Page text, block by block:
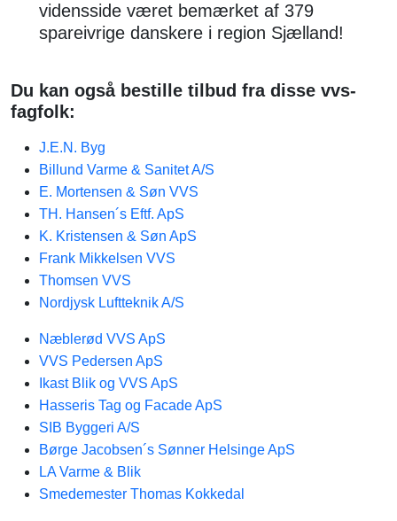
vidensside været bemærket af 379
spareivrige danskere i region Sjælland!
Du kan også bestille tilbud fra disse vvs-
fagfolk:
J.E.N. Byg
Billund Varme & Sanitet A/S
E. Mortensen & Søn VVS
TH. Hansen´s Eftf. ApS
K. Kristensen & Søn ApS
Frank Mikkelsen VVS
Thomsen VVS
Nordjysk Luftteknik A/S
Næblerød VVS ApS
VVS Pedersen ApS
Ikast Blik og VVS ApS
Hasseris Tag og Facade ApS
SIB Byggeri A/S
Børge Jacobsen´s Sønner Helsinge ApS
LA Varme & Blik
Smedemester Thomas Kokkedal